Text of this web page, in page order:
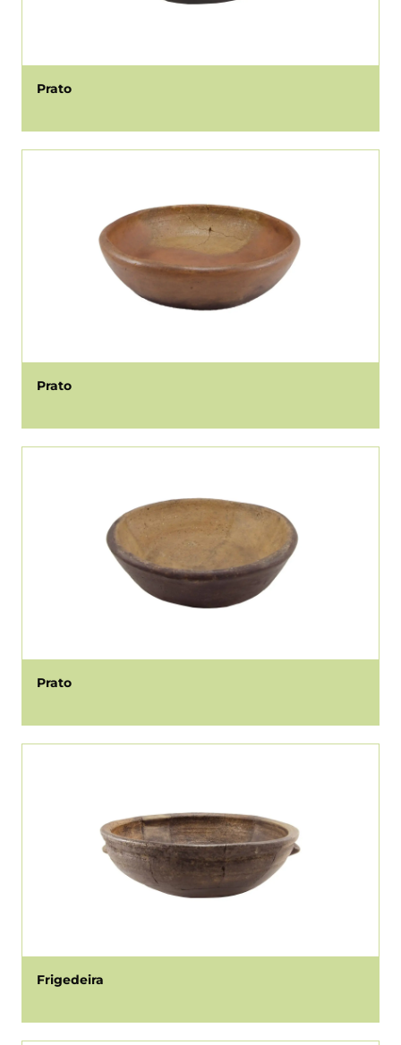
Prato
Prato
Prato
Frigedeira